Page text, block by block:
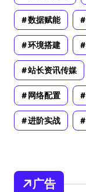
数据赋能
环境搭建
站长资讯传媒
网络配置
进阶实战
广告